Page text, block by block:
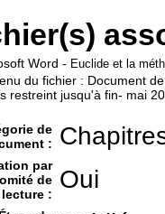
Word - Euclide et la
du fichier : Document
restreint jusqu'à fin- mai
de
:
par
de
lecture :
Oui